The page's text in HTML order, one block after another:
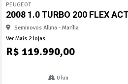
arti
lhe
PEUGEOT
2008 1.0 TURBO 200 FLEX
Seminovos Allma - Marília
Ver Mais 2 lojas
R$ 119.990,00
0 km